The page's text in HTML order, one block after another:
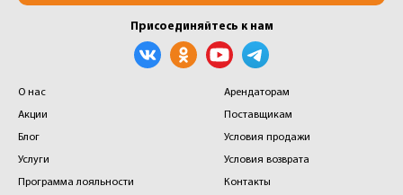
О нас
Акции
Блог
Услуги
Программа лояльности
Арендаторам
Поставщикам
Условия продажи
Условия возврата
Контакты
Присоединяйтесь к нам